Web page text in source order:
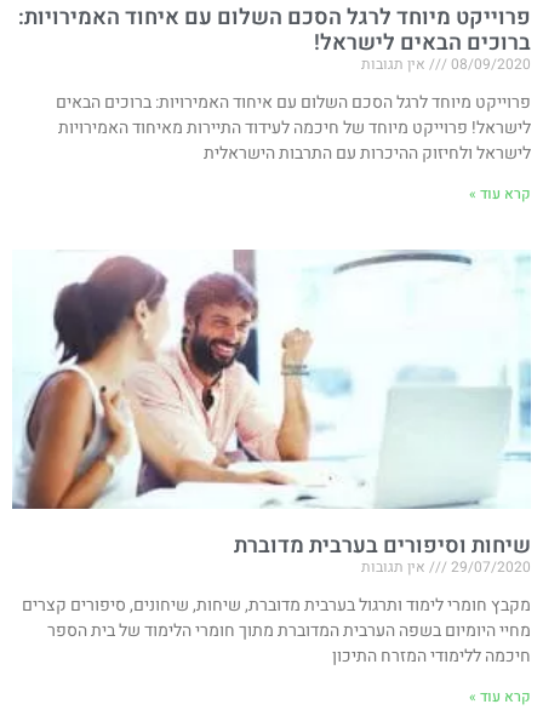
פרוייקט מיוחד לרגל הסכם השלום עם איחוד האמירויות​:
ברוכים הבאים לישראל!
08/09/2020 אין תגובות
פרוייקט מיוחד לרגל הסכם השלום עם איחוד האמירויות​: ברוכים הבאים
לישראל! פרוייקט מיוחד של חיכמה לעידוד התיירות מאיחוד האמירויות
לישראל ולחיזוק ההיכרות עם התרבות הישראלית
קרא עוד »
שיחות וסיפורים בערבית מדוברת
29/07/2020 אין תגובות
מקבץ חומרי לימוד ותרגול בערבית מדוברת, שיחות, שיחונים, סיפורים קצרים
מחיי היומיום בשפה הערבית המדוברת מתוך חומרי הלימוד של בית הספר
חיכמה ללימודי המזרח התיכון
קרא עוד »